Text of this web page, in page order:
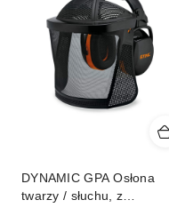
DYNAMIC GPA Osłona
twarzy / słuchu, z